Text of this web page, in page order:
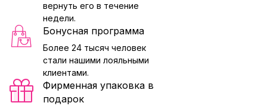
вернуть его в течение
недели.
Бонусная программа
Более 24 тысяч человек
стали нашими лояльными
клиентами.
Фирменная упаковка в
подарок